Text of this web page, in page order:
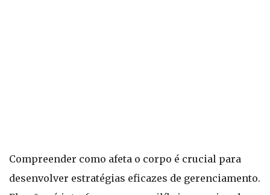
Compreender como afeta o corpo é crucial para
desenvolver estratégias eficazes de gerenciamento.